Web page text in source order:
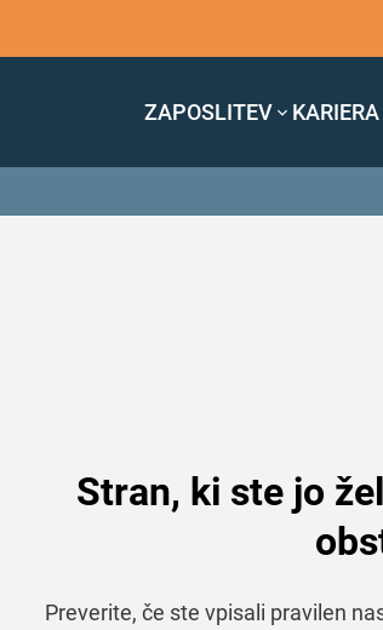
ZAPOSLITEV KARIERA
Stran, ki ste jo
Preverite, če ste vpisali pravilen